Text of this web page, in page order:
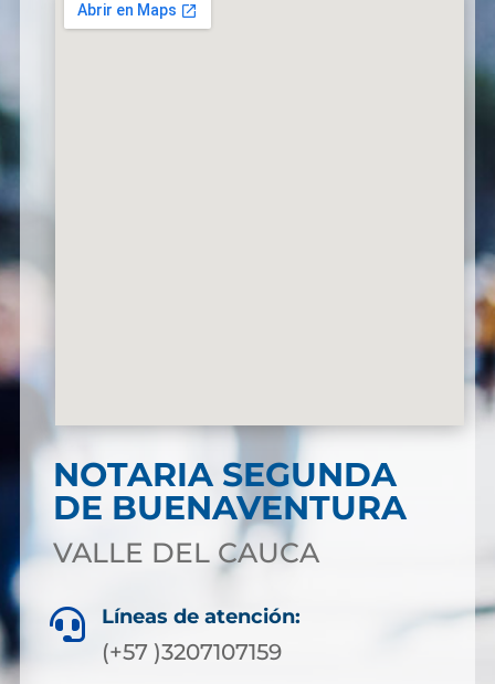
NOTARIA SEGUNDA
DE BUENAVENTURA
VALLE DEL CAUCA
 Líneas de atención:
(+57 )3207107159